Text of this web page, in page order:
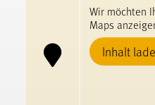
Wir möchten
Maps
Inhalt